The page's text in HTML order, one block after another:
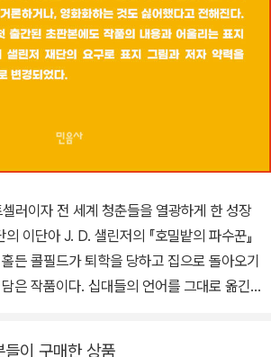
러이자 전 세계 청춘들을 열광하게 한 성장
이단아 J. D. 샐린저의 『호밀밭의 파수꾼』
든 콜필드가 퇴학을 당하고 집으로 돌아오기
은 작품이다. 십대들의 언어를 그대로 옮긴
이 구매한 상품